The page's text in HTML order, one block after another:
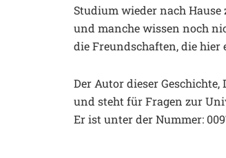
Studium wieder nach
und manche wissen noch
die Freundschaften, die
Der Autor dieser
und steht für Fragen zur
Er ist unter der Nummer: